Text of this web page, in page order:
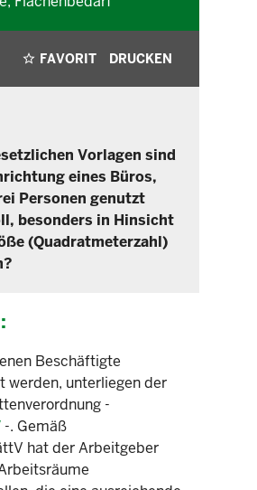
FAVORIT DRUCKEN
Vorlagen sind
eines Büros,
Personen genutzt
besonders in Hinsicht
(Quadratmeterzahl)
Beschäftigte
werden, unterliegen der
-
-. Gemäß
hat der Arbeitgeber